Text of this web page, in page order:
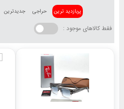
پربازدید ترین حراجی جدیدترین
فقط کالاهای موجود :